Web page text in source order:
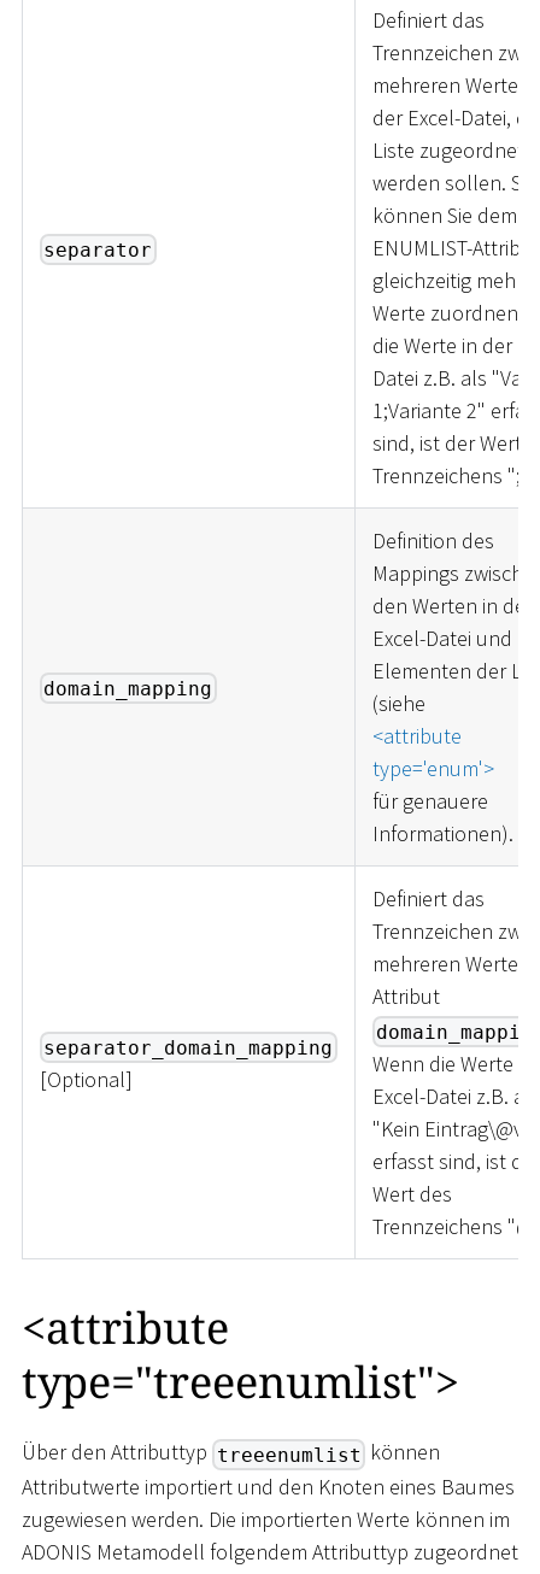
separator
Definiert das
Trennzeichen
mehreren Werten
der Excel-Datei,
Liste zugeordnet
werden sollen. So
können Sie dem
ENUMLIST-Attribut
gleichzeitig
Werte zuordnen.
die Werte in der
Datei z.B. als
1;Variante 2"
sind, ist der Wert
Trennzeichens ";".
domain_mapping
Definition des
Mappings
den Werten in der
Excel-Datei und
Elementen der
(siehe
<attribute
type='enum'>
für genauere
Informationen).
separator_domain_mapping
[Optional]
Definiert das
Trennzeichen
mehreren Werten
Attribut
Wenn die Werte in
Excel-Datei z.B. als
"Kein
erfasst sind, ist der
Wert des
Trennzeichens
<attribute
type="treeenumlist">
Über den Attributtyp treeenumlist können
Attributwerte importiert und den Knoten eines Baumes
zugewiesen werden. Die importierten Werte können im
ADONIS Metamodell folgendem Attributtyp zugeordnet